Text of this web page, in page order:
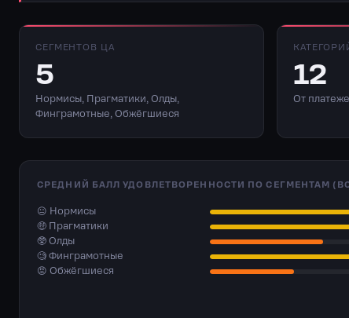
СЕГМЕНТОВ ЦА
5
Нормисы, Прагматики, Олды,
Финграмотные, Обжёгшиеся
12
От
СРЕДНИЙ БАЛЛ УДОВЛЕТВОРЕННОСТИ ПО СЕГМЕНТАМ
😐 Нормисы
🤑 Прагматики
🥸 Олды
🧐 Финграмотные
😡 Обжёгшиеся